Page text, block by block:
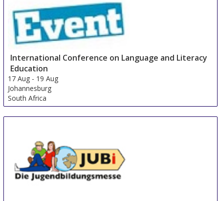
International Conference on Language and Literacy
Education
17 Aug - 19 Aug
Johannesburg
South Africa